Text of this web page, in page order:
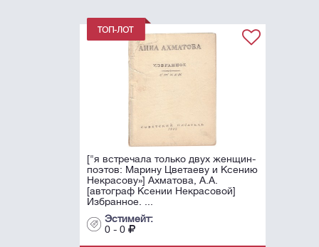
["я встречала только двух женщин-
поэтов: Марину Цветаеву и Ксению
Некрасову»] Ахматова, А.А.
[автограф Ксении Некрасовой]
Избранное. ...
Эстимейт:
0 - 0